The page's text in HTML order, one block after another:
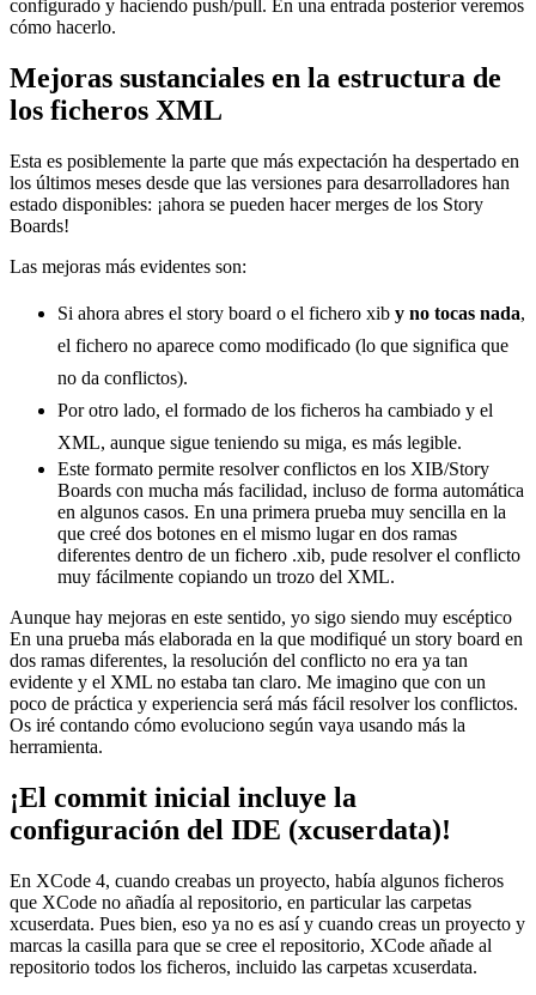
configurado y haciendo push/pull. En una entrada posterior veremos
cómo hacerlo.
Mejoras sustanciales en la estructura de
los ficheros XML
Esta es posiblemente la parte que más expectación ha despertado en
los últimos meses desde que las versiones para desarrolladores han
estado disponibles: ¡ahora se pueden hacer merges de los Story
Boards!
Las mejoras más evidentes son:
Si ahora abres el story board o el fichero xib y no tocas nada,
el fichero no aparece como modificado (lo que significa que
no da conflictos).
Por otro lado, el formado de los ficheros ha cambiado y el
XML, aunque sigue teniendo su miga, es más legible.
Este formato permite resolver conflictos en los XIB/Story
Boards con mucha más facilidad, incluso de forma automática
en algunos casos. En una primera prueba muy sencilla en la
que creé dos botones en el mismo lugar en dos ramas
diferentes dentro de un fichero .xib, pude resolver el conflicto
muy fácilmente copiando un trozo del XML.
Aunque hay mejoras en este sentido, yo sigo siendo muy escéptico
En una prueba más elaborada en la que modifiqué un story board en
dos ramas diferentes, la resolución del conflicto no era ya tan
evidente y el XML no estaba tan claro. Me imagino que con un
poco de práctica y experiencia será más fácil resolver los conflictos.
Os iré contando cómo evoluciono según vaya usando más la
herramienta.
¡El commit inicial incluye la
configuración del IDE (xcuserdata)!
En XCode 4, cuando creabas un proyecto, había algunos ficheros
que XCode no añadía al repositorio, en particular las carpetas
xcuserdata. Pues bien, eso ya no es así y cuando creas un proyecto y
marcas la casilla para que se cree el repositorio, XCode añade al
repositorio todos los ficheros, incluido las carpetas xcuserdata.